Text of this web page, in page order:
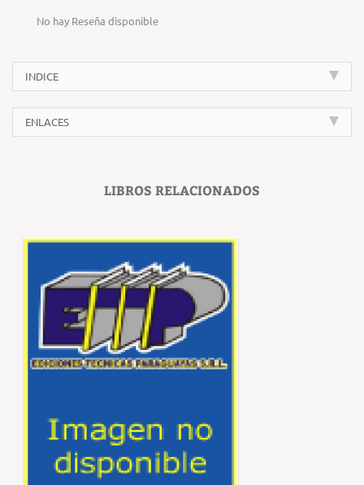
No hay Reseña disponible
INDICE
ENLACES
LIBROS RELACIONADOS